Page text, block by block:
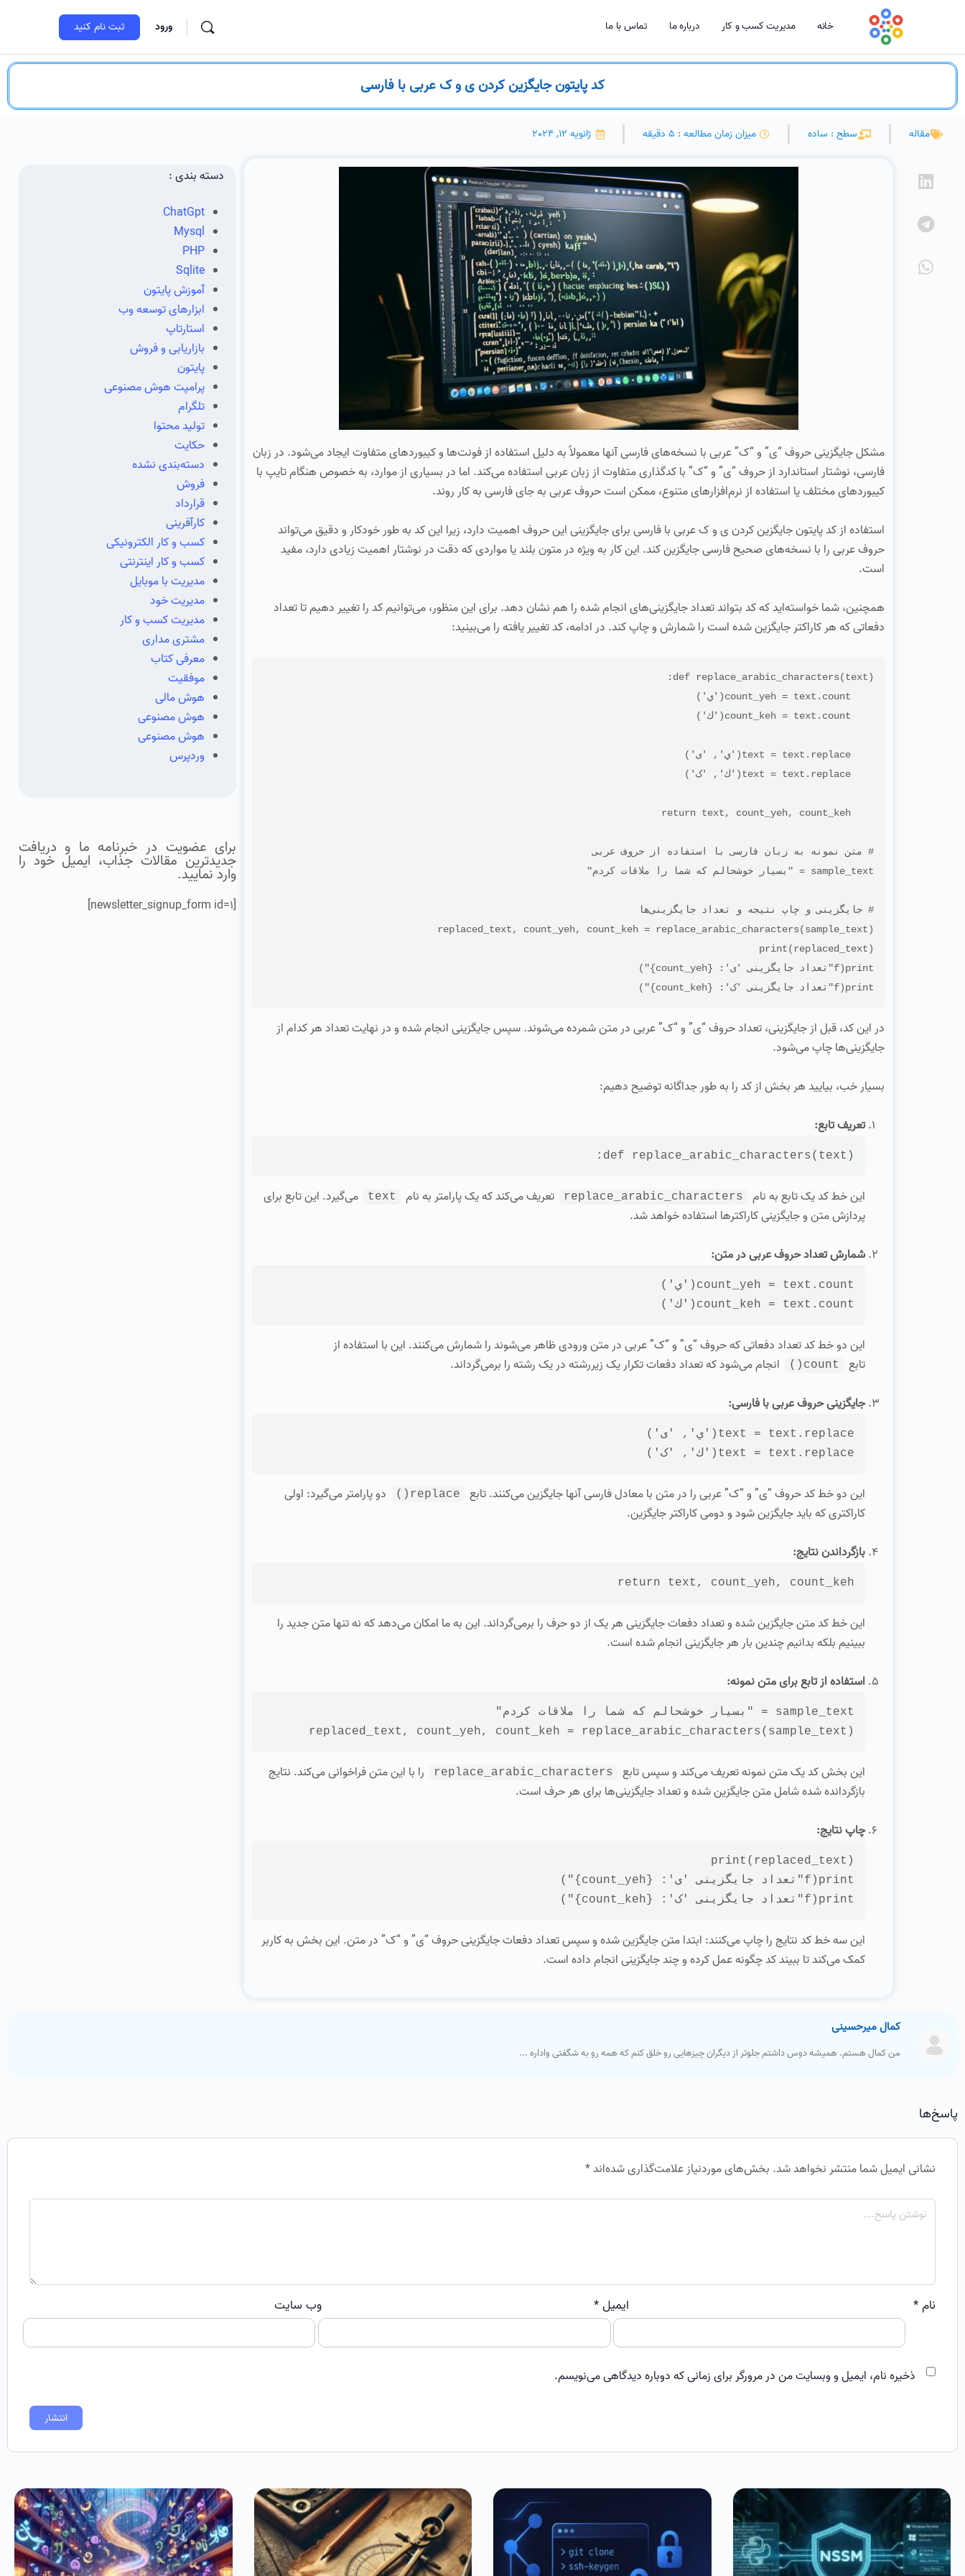
خانه مدیریت کسب و کار درباره ما تماس با ما ورود ثبت‌ نام کنید
کد پایتون جایگزین کردن ی و ک عربی با فارسی
مقاله سطح : ساده میزان زمان مطالعه : 5 دقیقه ژانویه 12, 2024
مشکل جایگزینی حروف “ی” و “ک” عربی با نسخه‌های فارسی آنها معمولاً به دلیل استفاده از فونت‌ها و کیبوردهای متفاوت ایجاد می‌شود. در زبان
فارسی، نوشتار استاندارد از حروف “ی” و “ک” با کدگذاری متفاوت از زبان عربی استفاده می‌کند. اما در بسیاری از موارد، به خصوص هنگام تایپ با
کیبوردهای مختلف یا استفاده از نرم‌افزارهای متنوع، ممکن است حروف عربی به جای فارسی به کار روند.
استفاده از کد پایتون جایگزین کردن ی و ک عربی با فارسی برای جایگزینی این حروف اهمیت دارد، زیرا این کد به طور خودکار و دقیق می‌تواند
حروف عربی را با نسخه‌های صحیح فارسی جایگزین کند. این کار به ویژه در متون بلند یا مواردی که دقت در نوشتار اهمیت زیادی دارد، مفید
است.
همچنین، شما خواسته‌اید که کد بتواند تعداد جایگزینی‌های انجام شده را هم نشان دهد. برای این منظور، می‌توانیم کد را تغییر دهیم تا تعداد
دفعاتی که هر کاراکتر جایگزین شده است را شمارش و چاپ کند. در ادامه، کد تغییر یافته را می‌بینید:
print(f"تعداد جایگزینی 'ک': {count_keh}")
در این کد، قبل از جایگزینی، تعداد حروف “ی” و “ک” عربی در متن شمرده می‌شوند. سپس جایگزینی انجام شده و در نهایت تعداد هر کدام از
جایگزینی‌ها چاپ می‌شود.
بسیار خب، بیایید هر بخش از کد را به طور جداگانه توضیح دهیم:
تعریف تابع:
def replace_arabic_characters(text)
:
این خط کد یک تابع به نام replace_arabic_characters تعریف می‌کند که یک پارامتر به نام text
می‌گیرد. این تابع برای
پردازش متن و جایگزینی کاراکترها استفاده خواهد شد.
شمارش تعداد حروف عربی در متن:
count_yeh = text.count( 'ي' )
count_keh = text.count( 'ك' )
این دو خط کد تعداد دفعاتی که حروف “ی” و “ک” عربی در متن ورودی ظاهر می‌شوند را شمارش می‌کنند. این با استفاده از
تابع
count() انجام می‌شود که تعداد دفعات تکرار یک زیررشته در یک رشته را برمی‌گرداند.
جایگزینی حروف عربی با فارسی:
text = text . replace
( 'ي' , 'ی' )
text
= text . replace
( 'ك' , 'ک' )
این دو خط کد حروف “ی” و “ک” عربی را در متن با معادل فارسی آنها جایگزین می‌کنند. تابع replace()
دو پارامتر می‌گیرد: اولی
کاراکتری که باید جایگزین شود و دومی کاراکتر جایگزین.
بازگرداندن نتایج:
return text , count_yeh, count_keh
این خط کد متن جایگزین شده و تعداد دفعات جایگزینی هر یک از دو حرف را برمی‌گرداند. این به ما امکان می‌دهد که نه تنها متن جدید را
ببینیم بلکه بدانیم چندین بار هر جایگزینی انجام شده است.
استفاده از تابع برای متن نمونه:
sample_text
=
"بسيار خوشحالم كه شما را ملاقات كردم"
replaced_text, count_yeh, count_keh = replace_arabic_characters(sample_text)
این بخش کد یک متن نمونه تعریف می‌کند و سپس تابع replace_arabic_characters
را با این متن فراخوانی می‌کند. نتایج
بازگردانده شده شامل متن جایگزین شده و تعداد جایگزینی‌ها برای هر حرف است.
چاپ نتایج:
print (replaced_text)
print
(f "تعداد جایگزینی 'ی': {count_yeh}"
)
print
(f "تعداد جایگزینی 'ک': {count_keh}" )
این سه خط کد نتایج را چاپ می‌کنند: ابتدا متن جایگزین شده و سپس تعداد دفعات جایگزینی حروف “ی” و “ک” در متن. این بخش به کاربر
کمک می‌کند تا ببیند کد چگونه عمل کرده و چند جایگزینی انجام داده است.
دسته بندی :
ChatGpt
Mysql
PHP
Sqlite
آموزش پایتون
ابزارهای توسعه وب
استارتاپ
بازاریابی و فروش
پایتون
پرامپت هوش مصنوعی
تلگرام
تولید محتوا
حکایت
دسته‌بندی نشده
فروش
قرارداد
کارآفرینی
کسب و کار الکترونیکی
کسب و کار اینترنتی
مدیریت با موبایل
مدیریت خود
مدیریت کسب و کار
مشتری مداری
معرفی کتاب
موفقیت
هوش مالی
هوش مصنوعی
هوش مصنوعی
وردپرس
برای عضویت در خبرنامه ما و دریافت
جدیدترین مقالات جذاب، ایمیل خود را
وارد نمایید.
[newsletter_signup_form id=1]
کمال میرحسینی
من کمال هستم. همیشه دوس داشتم جلوتر از دیگران چیزهایی رو خلق کنم که همه رو به شگفتی واداره ...
پاسخ‌ها
نشانی ایمیل شما منتشر نخواهد شد. بخش‌های موردنیاز علامت‌گذاری شده‌اند*
نام* ایمیل* وب‌ سایت
ذخیره نام، ایمیل و وبسایت من در مرورگر برای زمانی که دوباره دیدگاهی می‌نویسم.